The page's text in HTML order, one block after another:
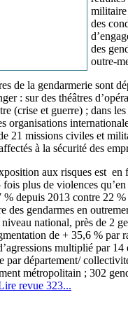
militaire
des
des
outre-
de la gendarmerie sont
: sur des théâtres
(crise et guerre) ; dans
organisations
21 missions civiles et
à la sécurité des
aux risques est en
plus de violences
% depuis 2013 contre 22
des gendarmes en
national, près de 2
de + 35,6 % par
multiplié par 14
par département/
métropolitain ; 302
revue 323...